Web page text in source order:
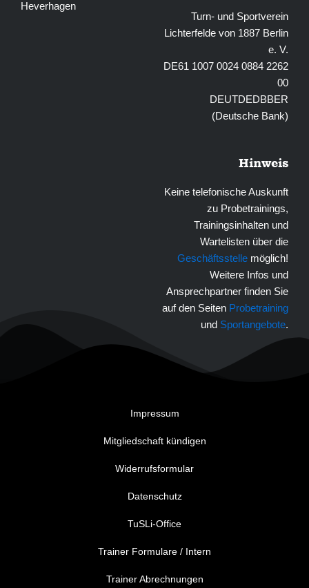
Heverhagen
Turn- und Sportverein
Lichterfelde von 1887 Berlin
e. V.
DE61 1007 0024 0884 2262
00
DEUTDEDBBER
(Deutsche Bank)
Hinweis
Keine telefonische Auskunft
zu Probetrainings,
Trainingsinhalten und
Wartelisten über die
Geschäftsstelle möglich!
Weitere Infos und
Ansprechpartner finden Sie
auf den Seiten Probetraining
und Sportangebote.
Impressum
Mitgliedschaft kündigen
Widerrufsformular
Datenschutz
TuSLi-Office
Trainer Formulare / Intern
Trainer Abrechnungen